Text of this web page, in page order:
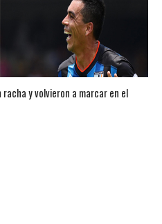
y volvieron a marcar en el